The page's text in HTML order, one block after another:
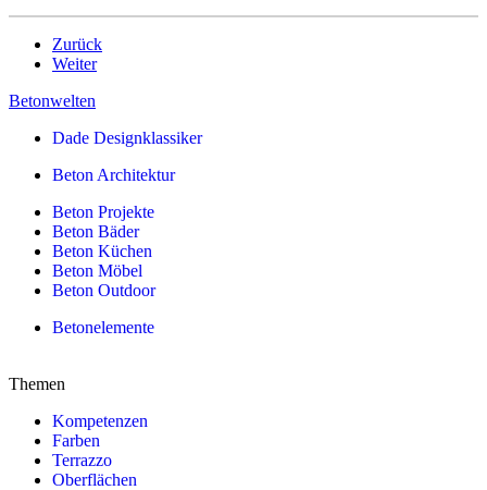
Zurück
Weiter
Betonwelten
Dade Designklassiker
Beton Architektur
Beton Projekte
Beton Bäder
Beton Küchen
Beton Möbel
Beton Outdoor
Betonelemente
Themen
Kompetenzen
Farben
Terrazzo
Oberflächen